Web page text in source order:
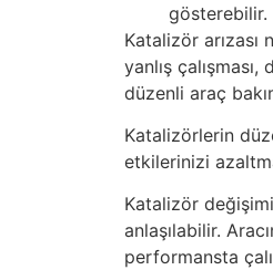
gösterebilir.
Katalizör
yanlış
düzenli araç
Katalizörlerin
etkilerinizi
Katalizör
anlaşılabilir.
performansta